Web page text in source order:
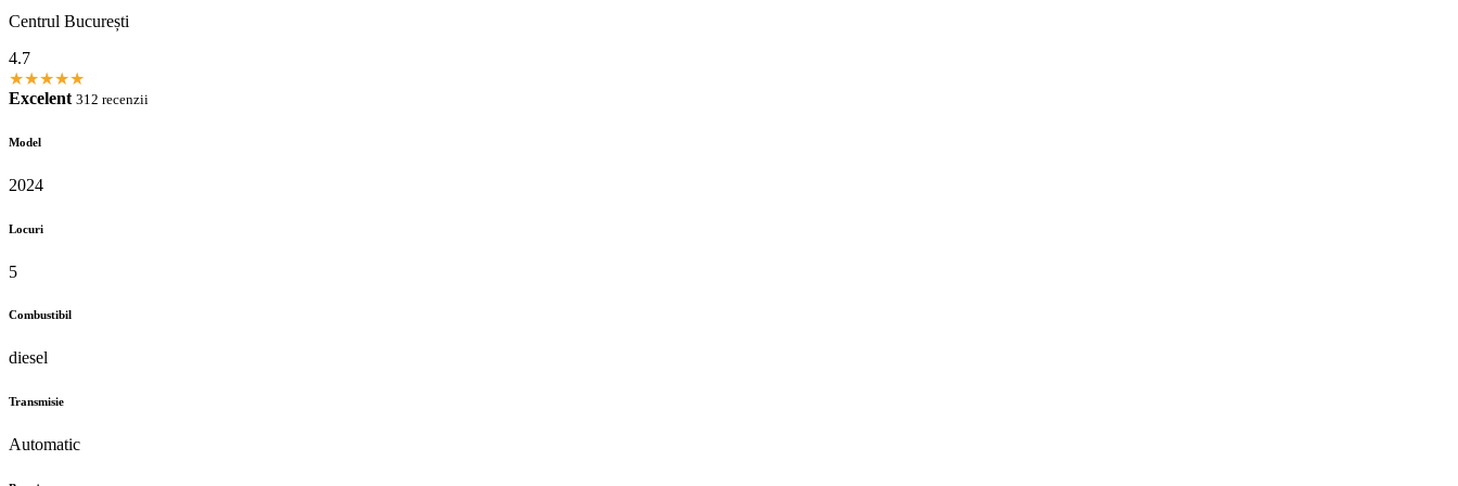
Centrul București
4.7
★★★★★
Excelent 312 recenzii
Model
2024
Locuri
5
Combustibil
diesel
Transmisie
Automatic